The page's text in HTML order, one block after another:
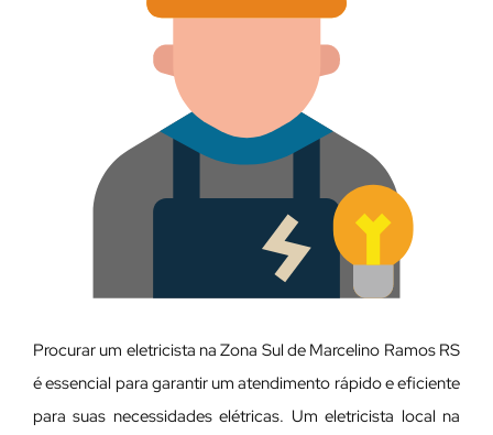
Procurar um eletricista na Zona Sul de Marcelino Ramos RS
é essencial para garantir um atendimento rápido e eficiente
para suas necessidades elétricas. Um eletricista local na